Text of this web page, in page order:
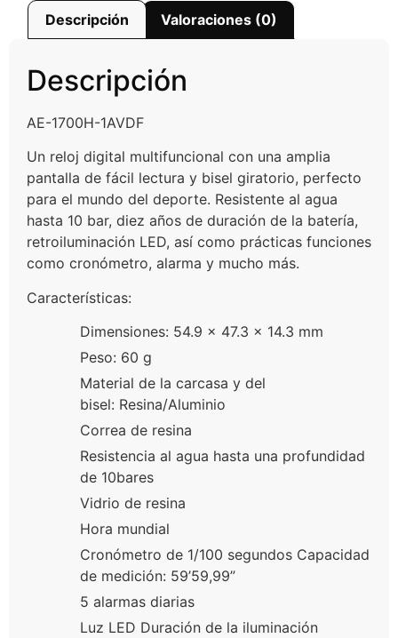
Descripción Valoraciones (0)
Descripción
AE-1700H-1AVDF
Un reloj digital multifuncional con una amplia
pantalla de fácil lectura y bisel giratorio, perfecto
para el mundo del deporte. Resistente al agua
hasta 10 bar, diez años de duración de la batería,
retroiluminación LED, así como prácticas funciones
como cronómetro, alarma y mucho más.
Características:
Dimensiones: 54.9 × 47.3 × 14.3 mm
Peso: 60 g
Material de la carcasa y del
bisel: Resina/Aluminio
Correa de resina
Resistencia al agua hasta una profundidad
de 10bares
Vidrio de resina
Hora mundial
Cronómetro de 1/100 segundos Capacidad
de medición: 59’59,99”
5 alarmas diarias
Luz LED Duración de la iluminación